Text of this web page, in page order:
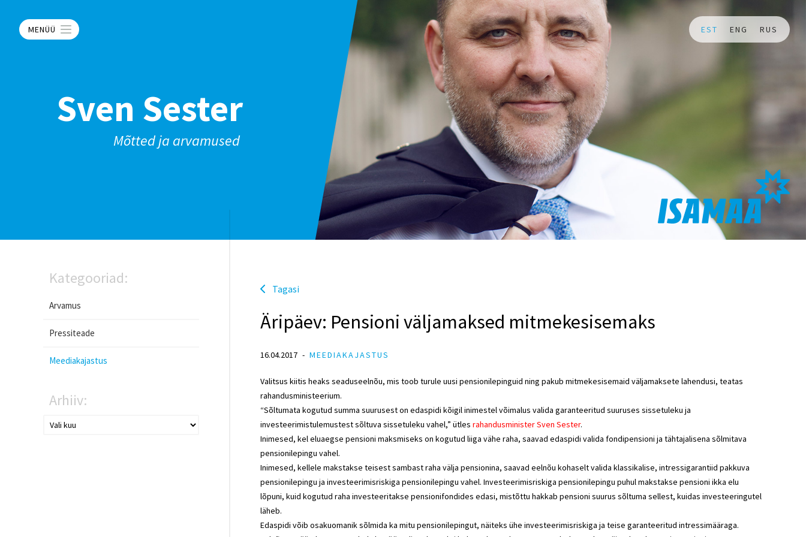
MENÜÜ EST ENG RUS
Sven Sester
Mõtted ja arvamused
Kategooriad:
Arvamus
Pressiteade
Meediakajastus
Arhiiv:
Tagasi
Äripäev: Pensioni väljamaksed mitmekesisemaks
16.04.2017 MEEDIAKAJASTUS
Valitsus kiitis heaks seaduseelnõu, mis toob turule uusi pensionilepinguid ning pakub mitmekesisemaid väljamaksete lahendusi, teatas
rahandusministeerium.
“Sõltumata kogutud summa suurusest on edaspidi kõigil inimestel võimalus valida garanteeritud suuruses sissetuleku ja
investeerimistulemustest sõltuva sissetuleku vahel,” ütles rahandusminister Sven Sester.
Inimesed, kel eluaegse pensioni maksmiseks on kogutud liiga vähe raha, saavad edaspidi valida fondipensioni ja tähtajalisena sõlmitava
pensionilepingu vahel.
Inimesed, kellele makstakse teisest sambast raha välja pensionina, saavad eelnõu kohaselt valida klassikalise, intressigarantiid pakkuva
pensionilepingu ja investeerimisriskiga pensionilepingu vahel. Investeerimisriskiga pensionilepingu puhul makstakse pensioni ikka elu
lõpuni, kuid kogutud raha investeeritakse pensionifondides edasi, mistõttu hakkab pensioni suurus sõltuma sellest, kuidas investeeringutel
läheb.
Edaspidi võib osakuomanik sõlmida ka mitu pensionilepingut, näiteks ühe investeerimisriskiga ja teise garanteeritud intressimääraga.